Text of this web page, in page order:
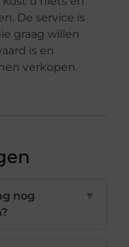
De service is
graag willen
is en
verkopen.
nog
▼